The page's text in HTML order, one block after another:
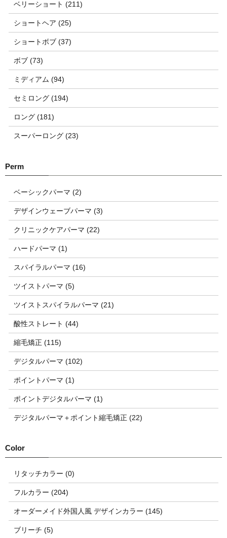
ベリーショート (211)
ショートヘア (25)
ショートボブ (37)
ボブ (73)
ミディアム (94)
セミロング (194)
ロング (181)
スーパーロング (23)
ベーシックパーマ (2)
デザインウェーブパーマ (3)
クリニックケアパーマ (22)
ハードパーマ (1)
スパイラルパーマ (16)
ツイストパーマ (5)
ツイストスパイラルパーマ (21)
酸性ストレート (44)
縮毛矯正 (115)
デジタルパーマ (102)
ポイントパーマ (1)
ポイントデジタルパーマ (1)
デジタルパーマ＋ポイント縮毛矯正 (22)
リタッチカラー (0)
フルカラー (204)
オーダーメイド外国人風 デザインカラー (145)
ブリーチ (5)